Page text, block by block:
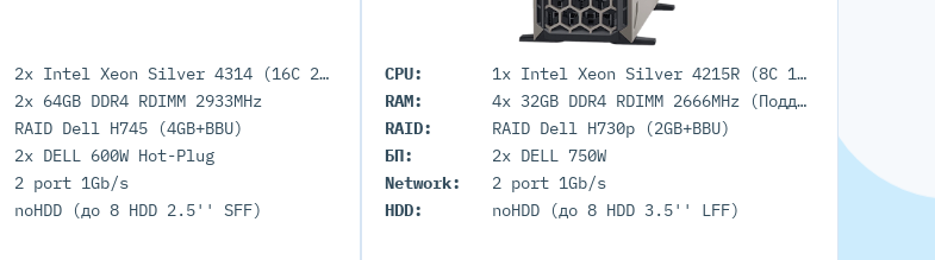
2x Intel Xeon Silver 4314 (16C 24M Cache 2.4GHz)
2x 64GB DDR4 RDIMM 2933MHz
RAID Dell H745 (4GB+BBU)
2x DELL 600W Hot-Plug
2 port 1Gb/s
noHDD (до 8 HDD 2.5'' SFF)
CPU:
1x Intel Xeon Silver 4215R (8C 11M Cache 3.20 GHz)
RAM:
4x 32GB DDR4 RDIMM 2666MHz (Поддержка до 1Tb максимально, 16 RDIMM портов)
RAID:
RAID Dell H730p (2GB+BBU)
БП:
2x DELL 750W
Network:
2 port 1Gb/s
HDD:
noHDD (до 8 HDD 3.5'' LFF)